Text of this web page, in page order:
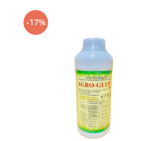
-17%